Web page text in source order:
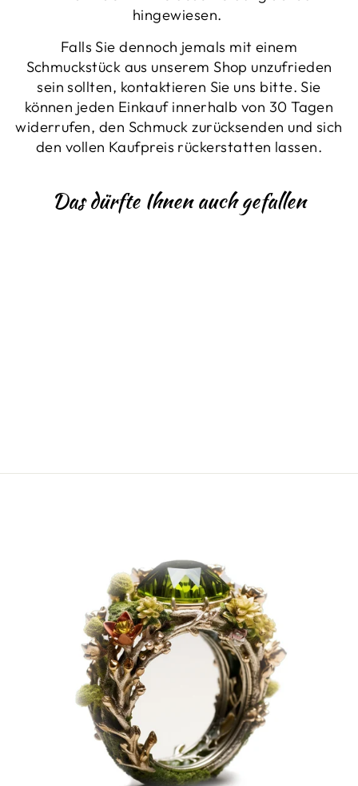
hingewiesen.
Falls Sie dennoch jemals mit einem
Schmuckstück aus unserem Shop unzufrieden
sein sollten, kontaktieren Sie uns bitte. Sie
können jeden Einkauf innerhalb von 30 Tagen
widerrufen, den Schmuck zurücksenden und sich
den vollen Kaufpreis rückerstatten lassen.
Das dürfte Ihnen auch gefallen